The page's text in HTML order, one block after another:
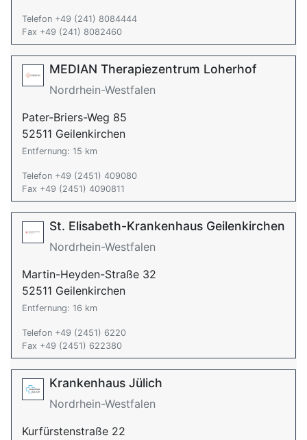
Telefon +49 (241) 8084444
Fax +49 (241) 8082460
MEDIAN Therapiezentrum Loherhof
Nordrhein-Westfalen
Pater-Briers-Weg 85
52511 Geilenkirchen
Entfernung: 15 km
Telefon +49 (2451) 409080
Fax +49 (2451) 4090811
St. Elisabeth-Krankenhaus Geilenkirchen
Nordrhein-Westfalen
Martin-Heyden-Straße 32
52511 Geilenkirchen
Entfernung: 16 km
Telefon +49 (2451) 6220
Fax +49 (2451) 622380
Krankenhaus Jülich
Nordrhein-Westfalen
Kurfürstenstraße 22